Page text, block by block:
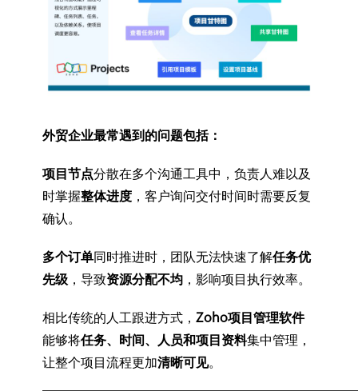
外贸企业最常遇到的问题包括：
项目节点分散在多个沟通工具中，负责人难以及
时掌握整体进度，客户询问交付时间时需要反复
确认。
多个订单同时推进时，团队无法快速了解任务优
先级，导致资源分配不均，影响项目执行效率。
相比传统的人工跟进方式， Zoho项目管理软件
能够将任务、时间、人员和项目资料集中管理，
让整个项目流程更加清晰可见。